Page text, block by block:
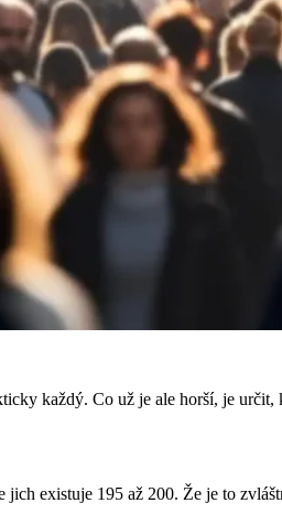
každý. Co už je ale horší, je
existuje 195 až 200. Že je to